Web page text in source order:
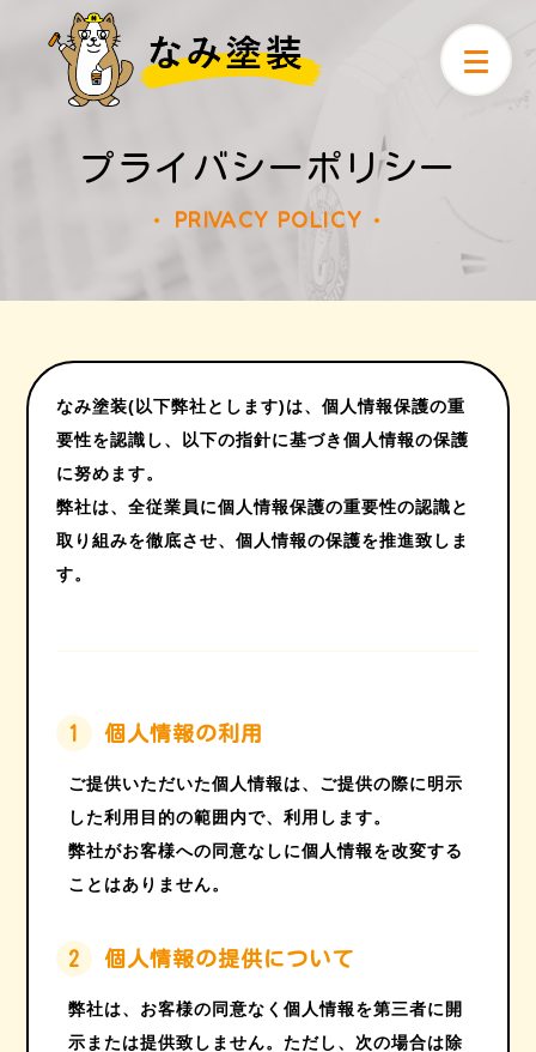
プライバシーポリシー
● PRIVACY POLICY ●
なみ塗装(以下弊社とします)は、個人情報保護の重
要性を認識し、以下の指針に基づき個人情報の保護
に努めます。
弊社は、全従業員に個人情報保護の重要性の認識と
取り組みを徹底させ、個人情報の保護を推進致しま
す。
1 個人情報の利用
ご提供いただいた個人情報は、ご提供の際に明示
した利用目的の範囲内で、利用します。
弊社がお客様への同意なしに個人情報を改変する
ことはありません。
2 個人情報の提供について
弊社は、お客様の同意なく個人情報を第三者に開
示または提供致しません。ただし、次の場合は除